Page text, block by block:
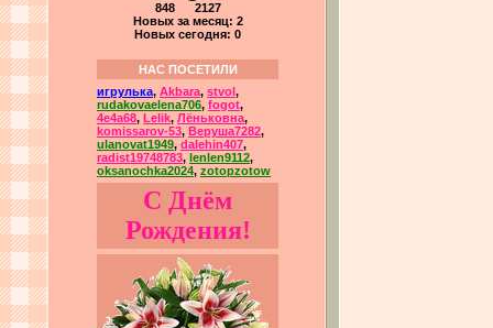
848 2127
Новых за месяц: 2
Новых сегодня: 0
НАС ПОСЕТИЛИ
игрулька, Akbara, stvol ,
rudakovaelena706, fogot,
4e4a68, Lelik, Лёньковна,
komissarov-53, Веруша7282,
ulanovat1949, dalehin407,
radist19748783, lenlen9112,
oksanochka2024, zotopzotow
С Днём
Рождения!